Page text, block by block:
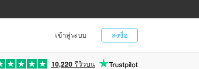
ลงชื่อ
เข้าสู่ระบบ
10,220 รีวิวบน